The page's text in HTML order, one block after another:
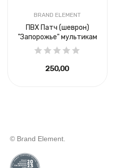
BRAND ELEMENT
ПВХ Патч (шеврон)
"Запорожье" мультикам
250,00 ₴
© Brand Element.